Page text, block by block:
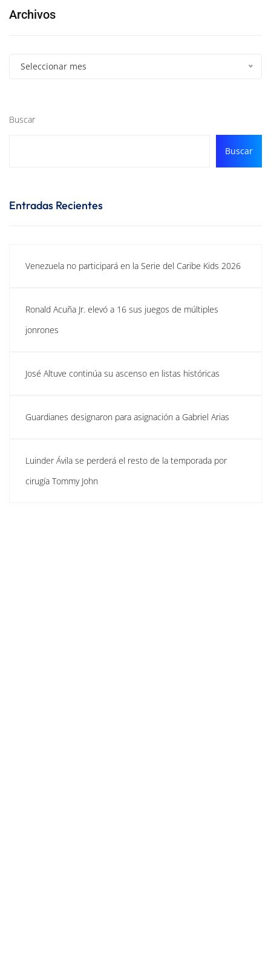
Archivos
Seleccionar mes
Buscar
Buscar
Entradas Recientes
Venezuela no participará en la Serie del Caribe Kids 2026
Ronald Acuña Jr. elevó a 16 sus juegos de múltiples
jonrones
José Altuve continúa su ascenso en listas históricas
Guardianes designaron para asignación a Gabriel Arias
Luinder Ávila se perderá el resto de la temporada por
cirugía Tommy John